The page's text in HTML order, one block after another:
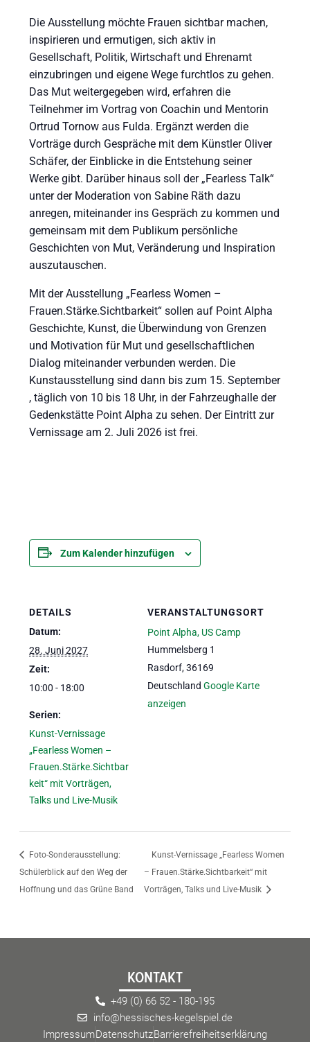
Die Ausstellung möchte Frauen sichtbar machen,
inspirieren und ermutigen, sich aktiv in
Gesellschaft, Politik, Wirtschaft und Ehrenamt
einzubringen und eigene Wege furchtlos zu gehen.
Das Mut weitergegeben wird, erfahren die
Teilnehmer im Vortrag von Coachin und Mentorin
Ortrud Tornow aus Fulda. Ergänzt werden die
Vorträge durch Gespräche mit dem Künstler Oliver
Schäfer, der Einblicke in die Entstehung seiner
Werke gibt. Darüber hinaus soll der „Fearless Talk“
unter der Moderation von Sabine Räth dazu
anregen, miteinander ins Gespräch zu kommen und
gemeinsam mit dem Publikum persönliche
Geschichten von Mut, Veränderung und Inspiration
auszutauschen.
Mit der Ausstellung „Fearless Women –
Frauen.Stärke.Sichtbarkeit“ sollen auf Point Alpha
Geschichte, Kunst, die Überwindung von Grenzen
und Motivation für Mut und gesellschaftlichen
Dialog miteinander verbunden werden. Die
Kunstausstellung sind dann bis zum 15. September
, täglich von 10 bis 18 Uhr, in der Fahrzeughalle der
Gedenkstätte Point Alpha zu sehen. Der Eintritt zur
Vernissage am 2. Juli 2026 ist frei.
Zum Kalender hinzufügen
DETAILS
Datum:
28. Juni 2027
Zeit:
10:00 - 18:00
Serien:
Kunst-Vernissage
„Fearless Women –
Frauen.Stärke.Sichtbar
keit“ mit Vorträgen,
Talks und Live-Musik
VERANSTALTUNGSORT
Point Alpha, US Camp
Hummelsberg 1
Rasdorf, 36169
Deutschland Google Karte
anzeigen
Foto-Sonderausstellung:
Schülerblick auf den Weg der
Hoffnung und das Grüne Band
Kunst-Vernissage „Fearless Women
– Frauen.Stärke.Sichtbarkeit“ mit
Vorträgen, Talks und Live-Musik
KONTAKT
+49 (0) 66 52 - 180-195
info@hessisches-kegelspiel.de
ImpressumDatenschutzBarrierefreiheitserklärung